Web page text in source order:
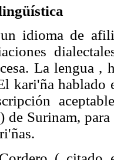
idioma de
La lengua ,
kari'ña hablado
de Surinam,